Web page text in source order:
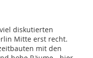
diskutierten
Mitte erst recht.
mit den